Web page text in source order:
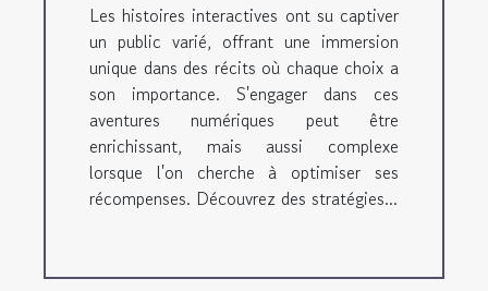
Les histoires interactives ont su captiver
un public varié, offrant une immersion
unique dans des récits où chaque choix a
son importance. S'engager dans ces
aventures numériques peut être
enrichissant, mais aussi complexe
lorsque l'on cherche à optimiser ses
récompenses. Découvrez des stratégies...